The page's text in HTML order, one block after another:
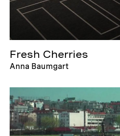
Fresh Cherries
Anna Baumgart